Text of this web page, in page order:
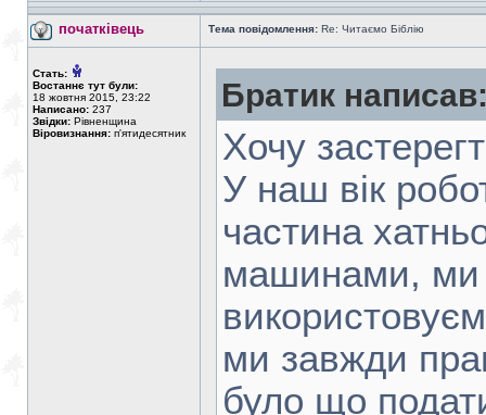
початківець Тема повідомлення: Re: Читаємо Біблію
Стать:
Востаннє тут були:
18 жовтня 2015, 23:22
Написано: 237
Звідки: Рівненщина
Віровизнання: п'ятидесятник
Братик
Хочу
У наш вік
частина
машинами, ми
ми завжди
було що